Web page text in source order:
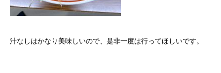
汁なしはかなり美味しいので、是非一度は行ってほしいです。